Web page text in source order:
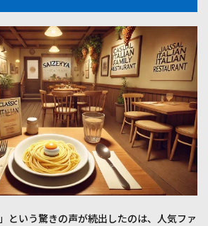
」という驚きの声が続出したのは、人気ファ